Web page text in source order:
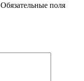
Обязательные поля